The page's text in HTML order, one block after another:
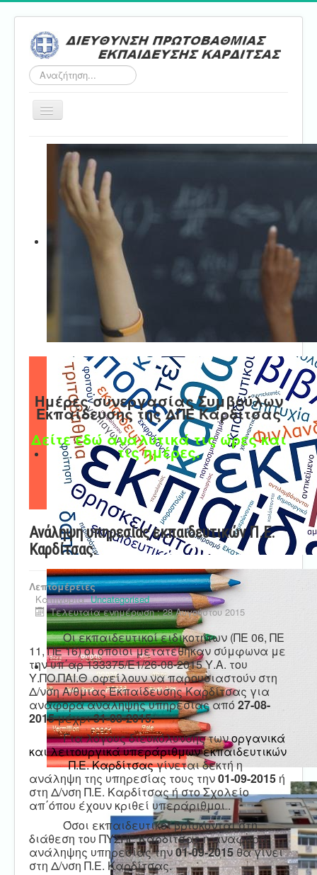
Αναζήτηση...
Εναλλαγή
Αρχική
Τμήμα Α'
Τμήμα Β'
Επικοινωνία
Ημέρες συνεργασίας Συμβούλων
Εκπαίδευσης της ΔΠΕ Καρδίτσας
Δείτε εδώ αναλυτικά τις ώρες και
τις ημέρες.
Ανάληψη υπηρεσίας εκπαιδευτικών Π.Ε.
Καρδίτσας.
Λεπτομέρειες
Κατηγορία:Uncategorised
Τελευταία ενημέρωση : 28 Αυγούστου 2015
Οι εκπαιδευτικοί ειδικοτήτων (ΠΕ 06, ΠΕ
11, ΠΕ 16) οι οποίοι μετατέθηκαν σύμφωνα με
την υπ΄αρ 133375/Ε1/26-08-2015 Υ.Α. του
Υ.ΠΟ.ΠΑΙ.Θ .οφείλουν να παρουσιαστούν στη
Δ/νση Α/θμιας Εκπαίδευσης Καρδίτσας για
αναφορά ανάληψης υπηρεσίας από 27-08-
2015μέχρι31-08-2015.
Για λόγους διευκόλυνσης τωνοργανικά
και λειτουργικά υπεράριθμων εκπαιδευτικών
Π.Ε. Καρδίτσαςγίνεται δεκτή η
ανάληψη της υπηρεσίας τους την01-09-2015 ή
στη Δ/νση Π.Ε. Καρδίτσας ή στο Σχολείο
απ΄όπου έχουν κριθεί υπεράριθμοι .
Όσοι εκπαιδευτικοί βρίσκονται στη
διάθεση του ΠΥΣΠΕ Καρδίτσας η αναφορά
ανάληψης υπηρεσίας την01-09-2015θα γίνει
στη Δ/νση Π.Ε. Καρδίτσας.